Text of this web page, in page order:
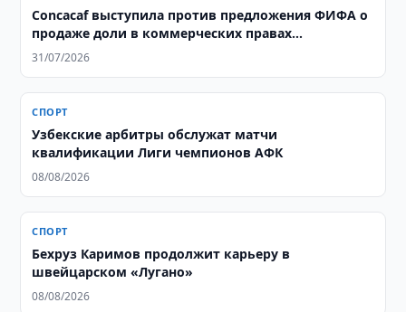
Concacaf выступила против предложения ФИФА о
продаже доли в коммерческих правах
чемпионата мира
31/07/2026
СПОРТ
Узбекские арбитры обслужат матчи
квалификации Лиги чемпионов АФК
08/08/2026
СПОРТ
Бехруз Каримов продолжит карьеру в
швейцарском «Лугано»
08/08/2026